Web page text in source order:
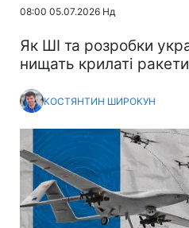
08:00 05.07.2026 Нд
Як ШІ та розробки
нищать крилаті
КОСТЯНТИН ШИРОКУН